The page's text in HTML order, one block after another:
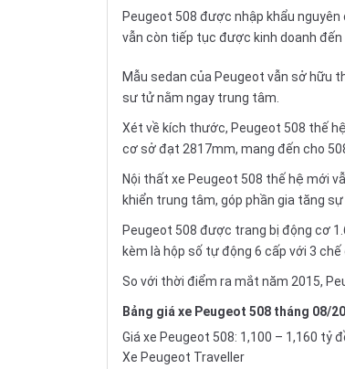
Peugeot 508 được nhập khẩu nguyên
vẫn còn tiếp tục được kinh doanh đến
Mẫu sedan của Peugeot vẫn sở hữu
sư tử nằm ngay trung tâm.
Xét về kích thước, Peugeot 508 thế
cơ sở đạt 2817mm, mang đến cho
Nội thất xe Peugeot 508 thế hệ mới
khiển trung tâm, góp phần gia tăng
Peugeot 508 được trang bị động cơ
kèm là hộp số tự động 6 cấp với 3
So với thời điểm ra mắt năm 2015,
Bảng giá xe Peugeot 508 tháng 08/
Giá xe Peugeot 508: 1,100 – 1,160 tỷ
Xe Peugeot Traveller